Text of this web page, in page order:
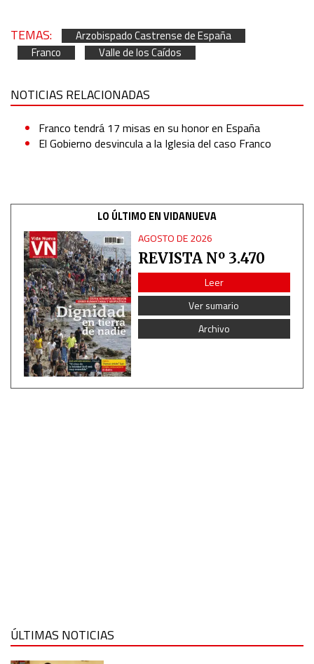
TEMAS:
Arzobispado Castrense de España
Franco
Valle de los Caídos
NOTICIAS RELACIONADAS
Franco tendrá 17 misas en su honor en España
El Gobierno desvincula a la Iglesia del caso Franco
LO ÚLTIMO EN VIDANUEVA
AGOSTO DE 2026
REVISTA Nº 3.470
Leer
Ver sumario
Archivo
ÚLTIMAS NOTICIAS
Identify devices based on information actively requested
Non-IAB processing purposes:
Analytical
Advertising